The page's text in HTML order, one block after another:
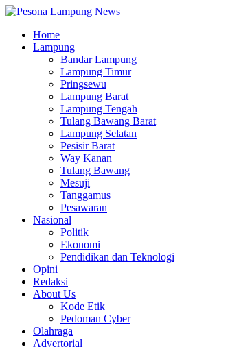
Home
Lampung
Bandar Lampung
Lampung Timur
Pringsewu
Lampung Barat
Lampung Tengah
Tulang Bawang Barat
Lampung Selatan
Pesisir Barat
Way Kanan
Tulang Bawang
Mesuji
Tanggamus
Pesawaran
Nasional
Politik
Ekonomi
Pendidikan dan Teknologi
Opini
Redaksi
About Us
Kode Etik
Pedoman Cyber
Olahraga
Advertorial